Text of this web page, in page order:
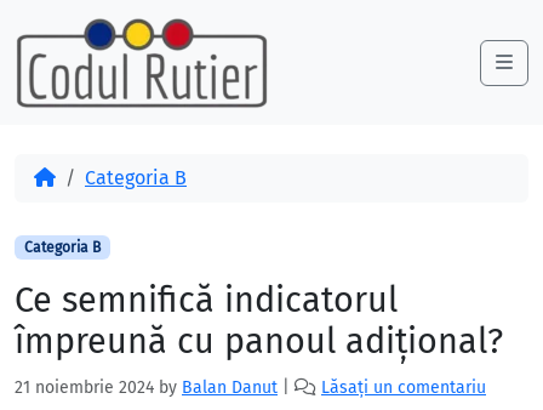
Skip to content
Skip to footer
AcasăCategoria B
Categoria B
Ce semnifică indicatorul
împreună cu panoul adiţional?
21 noiembrie 2024 by Balan Danut Lăsați un comentariu